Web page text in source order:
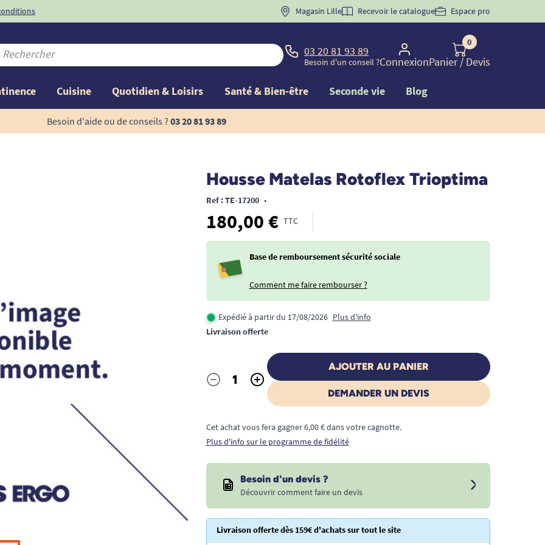
BIENVENUE" pourla 1ère commande d'incontinence
Magasin Lille Recevoir le catalogue Espace pro
03 20 81 93 89
Besoin d'un conseil ?Connexion
0
Panier/ Devis
Cuisine Quotidien & Loisirs Santé & Bien-être Seconde vie Blog
Besoin d'aide ou de conseils ? 03 20 81 93 89
Housse Matelas Rotoflex Trioptima
Ref : TE-17200 •
180,00 € TTC
Base de remboursement sécurité sociale
Comment me faire rembourser ?
Expédié à partir du 17/08/2026 Plus d'info
Livraison offerte
Quantité
- +
AJOUTER AU PANIER
DEMANDER UN DEVIS
Cet achat vous fera gagner 6,00 € dans votre cagnotte.
Plus d'info sur le programme de fidélité
Besoin d'un devis ?
Découvrir comment faire un devis
Livraison offerte dès 159€ d'achats sur tout le site